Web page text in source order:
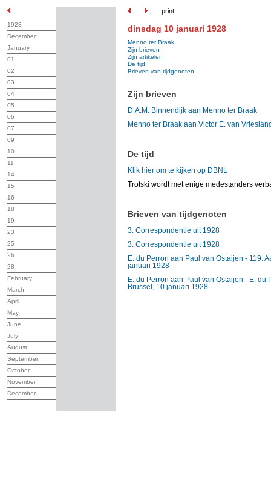
print
1928
December
January
01
02
03
04
05
06
07
09
10
11
14
15
16
18
19
23
25
26
28
February
March
April
May
June
July
August
September
October
November
December
dinsdag 10 januari 1928
Menno ter Braak
Zijn brieven
Zijn artikelen
De tijd
Brieven van tijdgenoten
Zijn brieven
D.A.M. Binnendijk aan Menno ter Braak
Menno ter Braak aan Victor E. van
De tijd
Klik hier om te kijken op DBNL
Trotski wordt met enige medestanders
Brieven van tijdgenoten
3. Correspondentie uit 1928
3. Correspondentie uit 1928
E. du Perron aan Paul van Ostaijen - 119.
januari 1928
E. du Perron aan Paul van Ostaijen - E. du
Brussel, 10 januari 1928